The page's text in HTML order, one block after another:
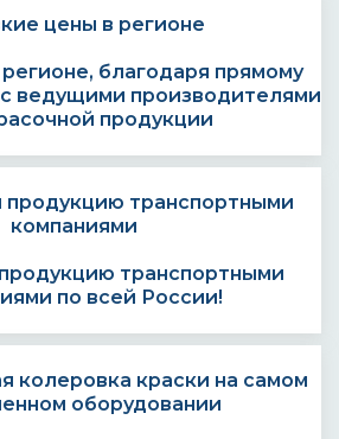
благодаря прямому
с ведущими производителями
продукции
транспортными
по всей России!